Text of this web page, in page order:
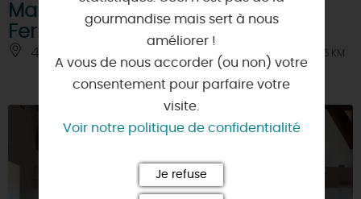
Maison des Métiers d'Art de
Ferrières
45210 - FERRIERES-EN-GATINAIS À 6.5 KM
gourmandise mais sert à nous
améliorer !
A vous de nous accorder (ou non) votre
consentement pour parfaire votre
visite.
Voir notre politique de confidentialité
Je refuse